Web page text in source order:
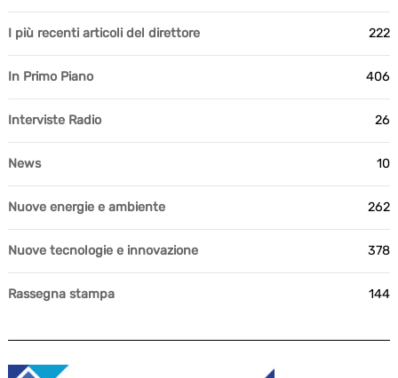
I più recenti articoli del direttore 222
In Primo Piano 406
Interviste Radio 26
News 10
Nuove energie e ambiente 262
Nuove tecnologie e innovazione 378
Rassegna stampa 144